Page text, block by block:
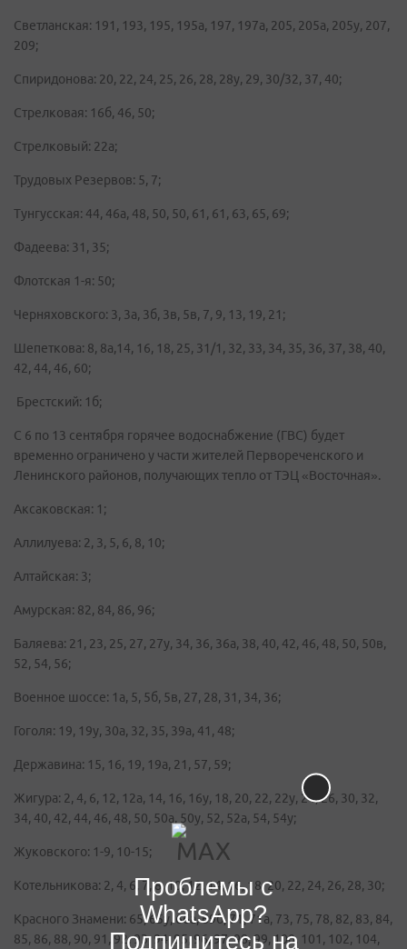
Светланская: 191, 193, 195, 195а, 197, 197а, 205, 205а, 205у, 207,
209;
Спиридонова: 20, 22, 24, 25, 26, 28, 28у, 29, 30/32, 37, 40;
Стрелковая: 16б, 46, 50;
Стрелковый: 22а;
Трудовых Резервов: 5, 7;
Тунгусская: 44, 46а, 48, 50, 50, 61, 61, 63, 65, 69;
Фадеева: 31, 35;
Флотская 1-я: 50;
Черняховского: 3, 3а, 3б, 3в, 5в, 7, 9, 13, 19, 21;
Шепеткова: 8, 8а,14, 16, 18, 25, 31/1, 32, 33, 34, 35, 36, 37, 38, 40,
42, 44, 46, 60;
Брестский: 1б;
C 6 по 13 сентября горячее водоснабжение (ГВС) будет
временно ограничено у части жителей Первореченского и
Ленинского районов, получающих тепло от ТЭЦ «Восточная».
Аксаковская: 1;
Аллилуева: 2, 3, 5, 6, 8, 10;
Алтайская: 3;
Амурская: 82, 84, 86, 96;
Баляева: 21, 23, 25, 27, 27у, 34, 36, 36а, 38, 40, 42, 46, 48, 50, 50в,
52, 54, 56;
Военное шоссе: 1а, 5, 5б, 5в, 27, 28, 31, 34, 36;
Гоголя: 19, 19у, 30а, 32, 35, 39а, 41, 48;
Державина: 15, 16, 19, 19а, 21, 57, 59;
Жигура: 2, 4, 6, 12, 12а, 14, 16, 16у, 18, 20, 22, 22у, 24, 26, 30, 32,
34, 40, 42, 44, 46, 48, 50, 50а, 50у, 52, 52а, 54, 54у;
Жуковского: 1-9, 10-15;
Котельникова: 2, 4, 6, 7, 8, 10, 12, 14, 16, 18, 20, 22, 24, 26, 28, 30;
Красного Знамени: 65, 65у, 66а, 69б, 71, 71а, 73, 75, 78, 82, 83, 84,
85, 86, 88, 90, 91, 92, 93, 94, 95, 96, 97, 98, 99, 100, 101, 102, 104,
Проблемы с
WhatsApp?
Подпишитесь на